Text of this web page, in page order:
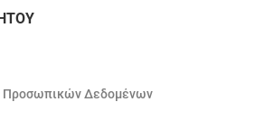
Προσωπικών Δεδομένων